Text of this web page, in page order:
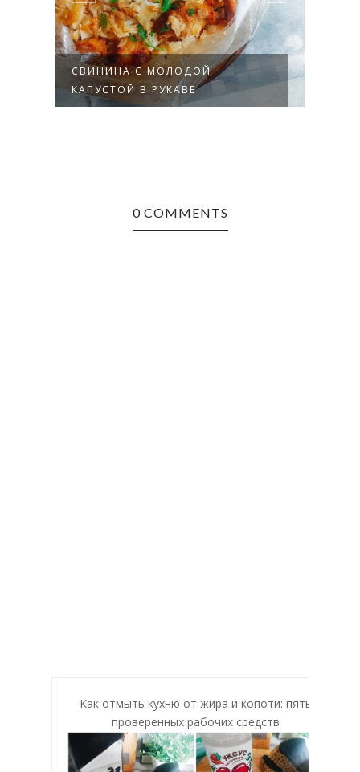
СВИНИНА С МОЛОДОЙ
КАПУСТОЙ В РУКАВЕ
0 COMMENTS
Как отмыть кухню от жира и копоти: пять
проверенных рабочих средств